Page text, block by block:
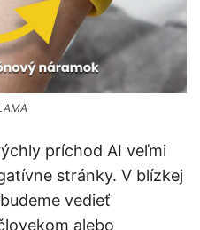
príchod AI veľmi
stránky. V blízkej
vedieť
alebo